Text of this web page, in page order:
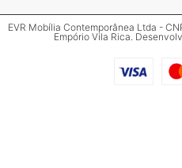
EVR Mobília Contemporânea Ltda -
Empório Vila Rica.